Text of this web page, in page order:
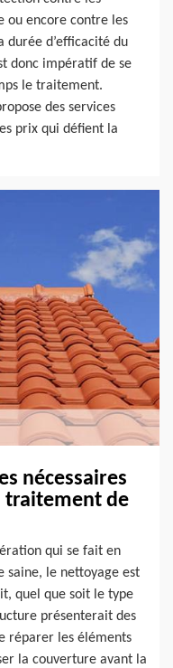
ou encore contre les
durée d’efficacité du
donc impératif de se
le traitement.
des services
prix qui défient la
nécessaires
traitement de
qui se fait en
saine, le nettoyage est
quel que soit le type
présenterait des
réparer les éléments
la couverture avant la